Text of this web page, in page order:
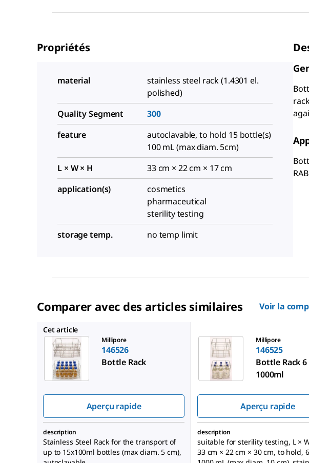
Propriétés
material
stainless steel rack (1.4301 el.
polished)
Quality Segment
300
feature
autoclavable, to hold 15 bottle(s)
100 mL (max diam. 5cm)
L × W × H
33 cm × 22 cm × 17 cm
application(s)
cosmetics
pharmaceutical
sterility testing
storage temp.
no temp limit
Comparer avec des articles similaires Voir la
Cet article
Millipore
146526
Bottle Rack
Aperçu rapide
Millipore
146525
Bottle Rack 6
1000ml
Aperçu rapide
description
Stainless Steel Rack for the transport of
up to 15x100ml bottles (max diam. 5 cm),
description
suitable for sterility testing, L ×
33 cm × 22 cm × 30 cm, to hold,